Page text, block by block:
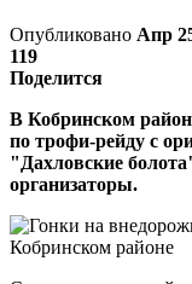
Опубликовано Апр
119
Поделится
В Кобринском
по трофи-рейду с
"Дахловские
организаторы.